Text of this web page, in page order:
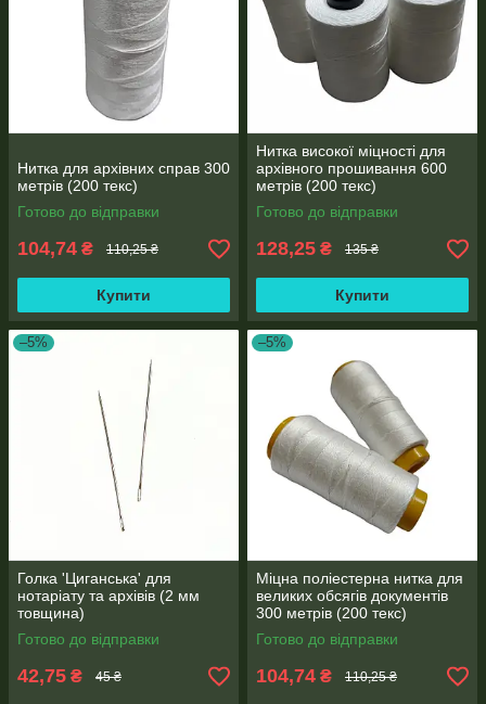
Нитка для архівних справ 300
метрів (200 текс)
Готово до відправки
104,74 ₴ 110,25 ₴
Купити
Нитка високої міцності для
архівного прошивання 600
метрів (200 текс)
Готово до відправки
128,25 ₴ 135 ₴
Купити
–5%
Голка 'Циганська' для
нотаріату та архівів (2 мм
товщина)
Готово до відправки
42,75 ₴ 45 ₴
–5%
Міцна поліестерна нитка для
великих обсягів документів
300 метрів (200 текс)
Готово до відправки
104,74 ₴ 110,25 ₴